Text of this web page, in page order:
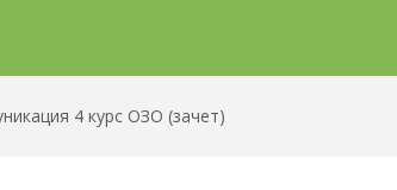
4 курс ОЗО (зачет)